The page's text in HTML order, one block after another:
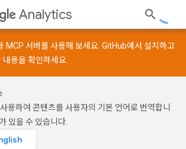
Analytics
MCP 서버를 사용해 보세요. GitHub에서 설치하고
내용을 확인하세요.
용하여 콘텐츠를 사용자의 기본 언어로 번역합니
있을 수 있습니다.